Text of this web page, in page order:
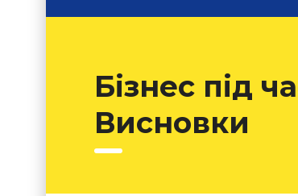
Бізнес під
Висновки